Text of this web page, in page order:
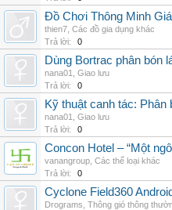
Đồ Chơi Thông Minh
thien7 Các đồ gia dụng khác
Trả lời:
0
Dùng Bortrac phân bón
nana01
Giao lưu
Trả lời:
0
Kỹ thuật canh tác: Phân
nana01
Giao lưu
Trả lời:
0
Concon Hotel – “Một
vanangroup Các thể loại khác
Trả lời:
0
Cyclone Field360 Android
Drograms Thông gió thông